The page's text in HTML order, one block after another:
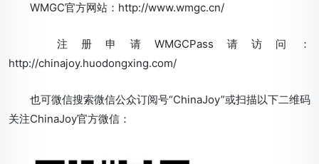
WMGC官方网站：http://www.wmgc.cn/
注册申请WMGCPass请访问：
http://chinajoy.huodongxing.com/
也可微信搜索微信公众订阅号“ChinaJoy”或扫描以下二维码
关注ChinaJoy官方微信：